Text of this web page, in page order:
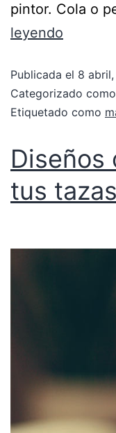
pintor. Cola o
leyendo
Publicada el 8
Categorizado como
Etiquetado como
Diseños
tus tazas